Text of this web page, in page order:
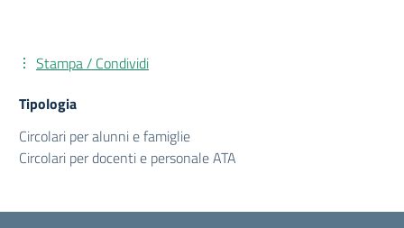
Stampa / Condividi
Tipologia
Circolari per alunni e famiglie
Circolari per docenti e personale ATA